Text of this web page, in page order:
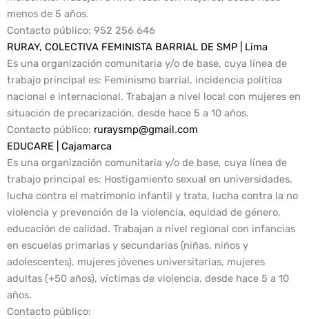
menos de 5 años.
Contacto público: 952 256 646
RURAY, COLECTIVA FEMINISTA BARRIAL DE SMP | Lima
Es una organización comunitaria y/o de base, cuya línea de
trabajo principal es: Feminismo barrial, incidencia política
nacional e internacional. Trabajan a nivel local con mujeres en
situación de precarización, desde hace 5 a 10 años.
Contacto público: ruraysmp@gmail.com
EDUCARE | Cajamarca
Es una organización comunitaria y/o de base, cuya línea de
trabajo principal es: Hostigamiento sexual en universidades,
lucha contra el matrimonio infantil y trata, lucha contra la no
violencia y prevención de la violencia, equidad de género,
educación de calidad. Trabajan a nivel regional con infancias
en escuelas primarias y secundarias (niñas, niños y
adolescentes), mujeres jóvenes universitarias, mujeres
adultas (+50 años), víctimas de violencia, desde hace 5 a 10
años.
Contacto público: